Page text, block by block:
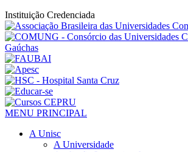
Instituição Credenciada
MENU PRINCIPAL
A Unisc
A Universidade